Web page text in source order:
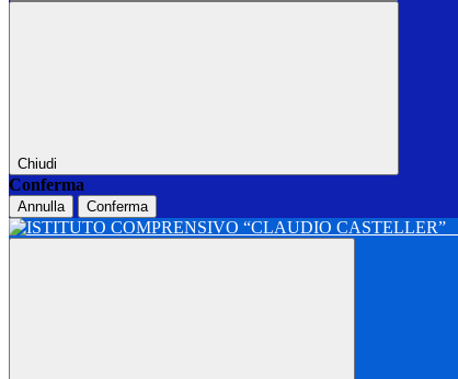
Chiudi
Conferma
Annulla Conferma